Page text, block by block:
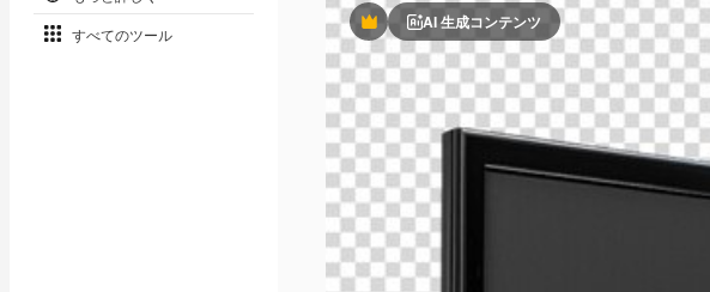
すべてのツール
PremiumAI 生成コンテンツ